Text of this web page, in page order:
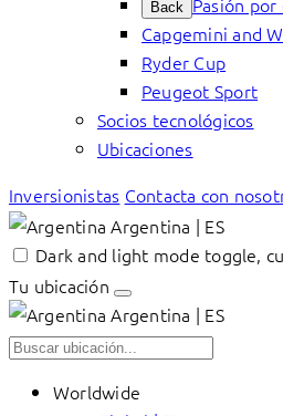
Back
Capgemini and
Ryder Cup
Peugeot Sport
Socios tecnológicos
Ubicaciones
Inversionistas Contacta con
Argentina | ES
Dark and light mode toggle,
Tu ubicación
Argentina | ES
Worldwide